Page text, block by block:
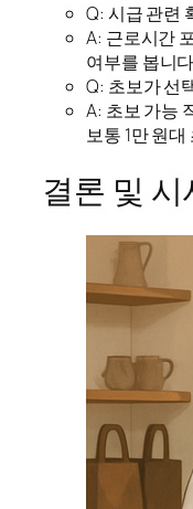
Q: 시급 관련
A: 근로시간
여부를 봅니
Q: 초보가 선
A: 초보 가능
보통 1만 원대
결론 및 시